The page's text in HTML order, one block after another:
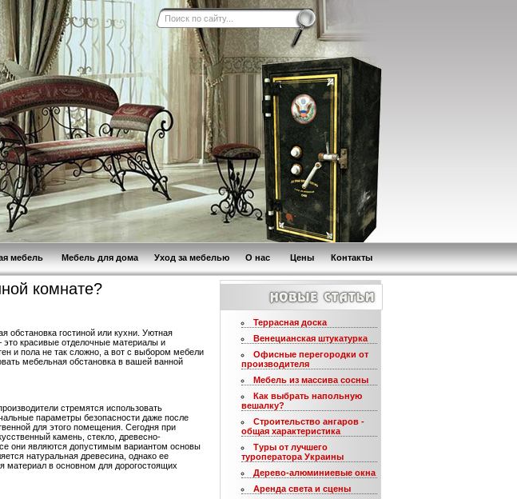
Контакты
Цены
О нас
Уход за мебелью
Мебель для дома
мебель
Террасная доска
Венецианская штукатурка
Офисные перегородки от
производителя
Мебель из массива сосны
Как выбрать напольную
вешалку?
Строительство ангаров -
общая характеристика
Туры от лучшего
туроператора Украины
Дерево-алюминиевые окна
Аренда света и сцены
комнате?
обстановка гостиной или кухни. Уютная
это красивые отделочные материалы и
и пола не так сложно, а вот с выбором мебели
мебельная обстановка в вашей ванной
стремятся использовать
параметры безопасности даже после
для этого помещения. Сегодня при
камень, стекло, древесно-
они являются допустимым вариантом основы
натуральная древесина, однако ее
материал в основном для дорогостоящих